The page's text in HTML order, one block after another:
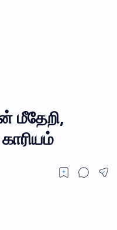
மீதேறி,